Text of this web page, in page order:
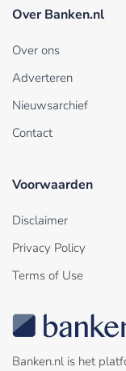
Over Banken.nl
Over ons
Adverteren
Nieuwsarchief
Contact
Voorwaarden
Disclaimer
Privacy Policy
Terms of Use
Banken.nl is het